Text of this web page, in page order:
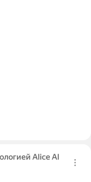
Alice AI